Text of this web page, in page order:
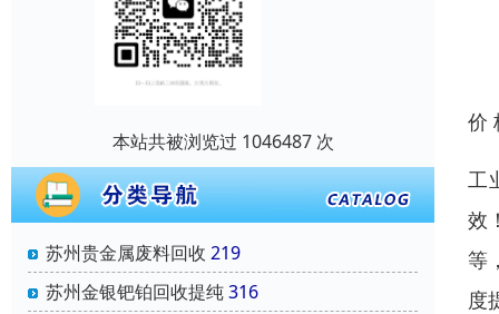
本站共被浏览过 1046487 次
苏州贵金属废料回收 219
苏州金银钯铂回收提纯316
价
工
效
等
度